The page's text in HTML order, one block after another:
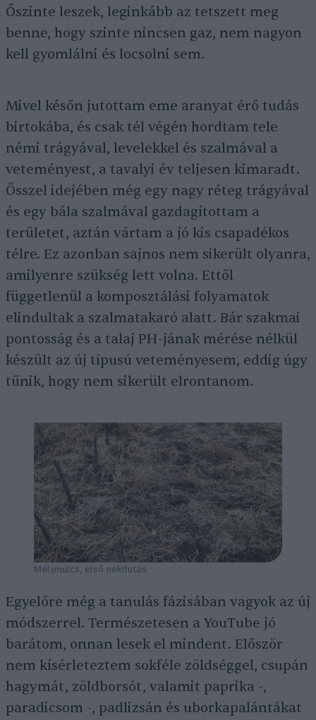
Őszinte leszek, leginkább az tetszett meg
benne, hogy szinte nincsen gaz, nem nagyon
kell gyomlálni és locsolni sem.
Mivel későn jutottam eme aranyat érő tudás
birtokába, és csak tél végén hordtam tele
némi trágyával, levelekkel és szalmával a
veteményest, a tavalyi év teljesen kimaradt.
Ősszel idejében még egy nagy réteg trágyával
és egy bála szalmával gazdagítottam a
területet, aztán vártam a jó kis csapadékos
télre. Ez azonban sajnos nem sikerült olyanra,
amilyenre szükség lett volna. Ettől
függetlenül a komposztálási folyamatok
elindultak a szalmatakaró alatt. Bár szakmai
pontosság és a talaj PH-jának mérése nélkül
készült az új típusú veteményesem, eddig úgy
tűnik, hogy nem sikerült elrontanom.
Mélymulcs, első nekifutás
Egyelőre még a tanulás fázisában vagyok az új
módszerrel. Természetesen a YouTube jó
barátom, onnan lesek el mindent. Először
nem kísérleteztem sokféle zöldséggel, csupán
hagymát, zöldborsót, valamit paprika -,
paradicsom -, padlizsán és uborkapalántákat